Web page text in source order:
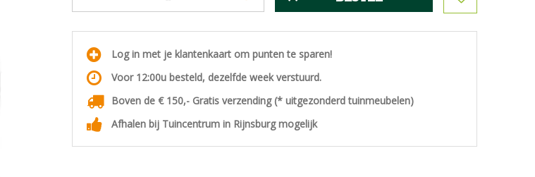
Log in met je klantenkaart om punten te sparen!
Voor 12:00u besteld, dezelfde week verstuurd.
Boven de € 150,- Gratis verzending (* uitgezonderd tuinmeubelen)
Afhalen bij Tuincentrum in Rijnsburg mogelijk